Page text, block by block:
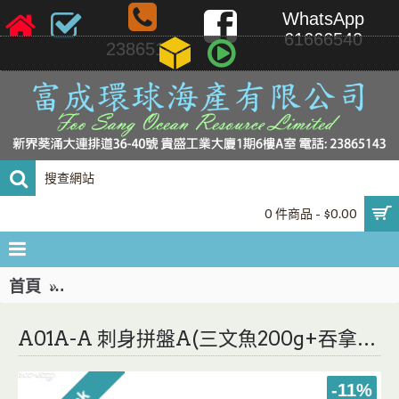
23865143
WhatsApp
61666540
0 件商品 - $0.00
首頁 A01A-A 刺身拼盤A(三文魚200g+吞拿魚
A01A-A 刺身拼盤A(三文魚200g+吞拿魚200g+希靈魚100g+立魚200g) *為確保鮮度，須予早2天落，訂單需待回復碓實*
-11%